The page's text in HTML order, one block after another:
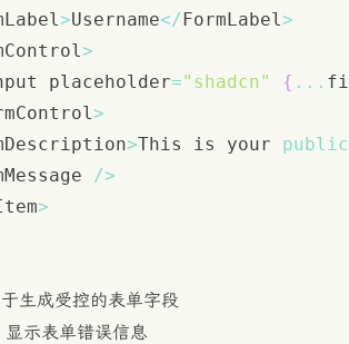
>Username</FormLabel>
>
placeholder="shadcn" { ...
>
>This is your public
/>
>
生成受控的表单字段
显示表单错误信息